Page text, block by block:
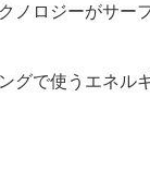
ノロジーがサー
グで使うエネル